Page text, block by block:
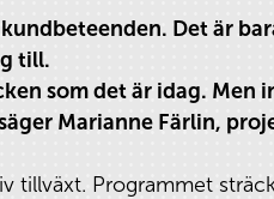
Det är
till.
som det är idag. Men
Marianne Färlin,
Programmet